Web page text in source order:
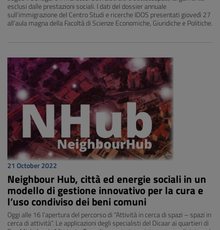
esclusi dalle prestazioni sociali. I dati del dossier annuale
sull’immigrazione del Centro Studi e ricerche IDOS presentati giovedì 27
all’aula magna della Facoltà di Scienze Economiche, Giuridiche e Politiche.
21 October 2022
Neighbour Hub, città ed energie sociali in un
modello di gestione innovativo per la cura e
l’uso condiviso dei beni comuni
Oggi alle 16 l'apertura del percorso di "Attività in cerca di spazi – spazi in
cerca di attività". Le applicazioni degli specialisti del Dicaar ai quartieri di